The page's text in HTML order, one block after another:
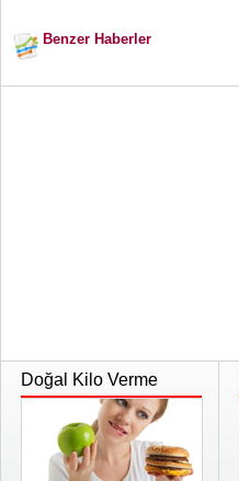
Benzer Haberler
Doğal Kilo Verme